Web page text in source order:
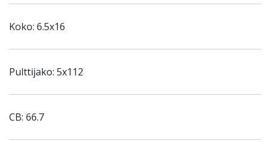
Koko: 6.5x16
Pulttijako: 5x112
CB: 66.7